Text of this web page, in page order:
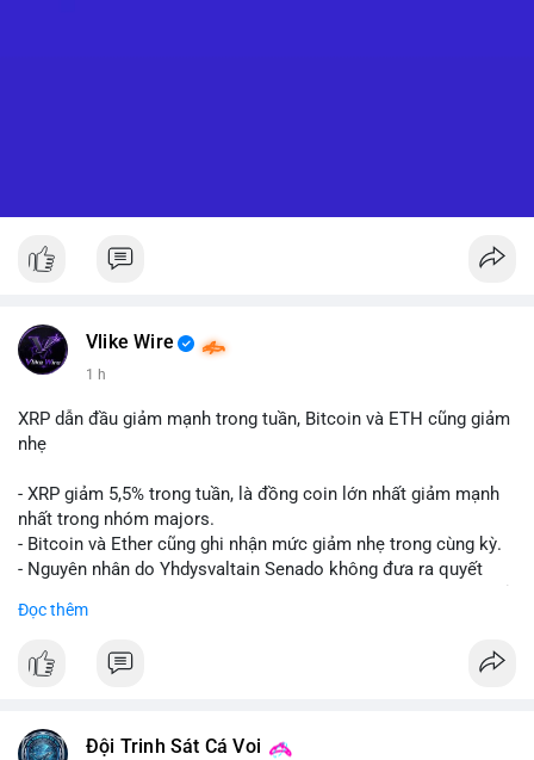
Vlike Wire
1 h
XRP dẫn đầu giảm mạnh trong tuần, Bitcoin và ETH cũng giảm
nhẹ
- XRP giảm 5,5% trong tuần, là đồng coin lớn nhất giảm mạnh
nhất trong nhóm majors.
- Bitcoin và Ether cũng ghi nhận mức giảm nhẹ trong cùng kỳ.
- Nguyên nhân do Yhdysvaltain Senado không đưa ra quyết
hè, đẩy việc thảo luận sang tháng 9.
XRP và Ripple, ảnh hưởng đến tâm lý nhà đầu tư.
#ripple
Đọc thêm
Đội Trinh Sát Cá Voi